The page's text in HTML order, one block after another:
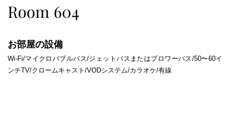
Room 604
お部屋の設備
Wi-Fi/マイクロバブルバス/ジェットバスまたはブロワーバス/50〜60イ
ンチTV/クロームキャスト/VODシステム/カラオケ/有線